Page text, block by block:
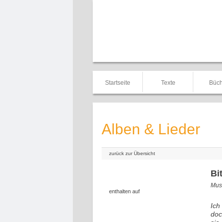
Startseite Texte
Alben & Lieder
zurück zur Übersicht
enthalten auf
Ich